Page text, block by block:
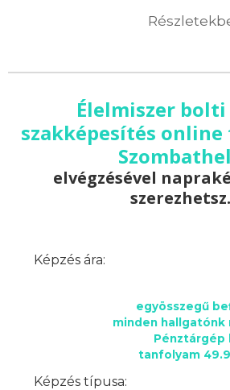
Élelmiszer bolti
szakképesítés
elvégzésével
szerezhetsz.
Képzés ára:
egyösszegű
minden hallgatónk
Pénztárgép
tanfolyam
Képzés típusa: